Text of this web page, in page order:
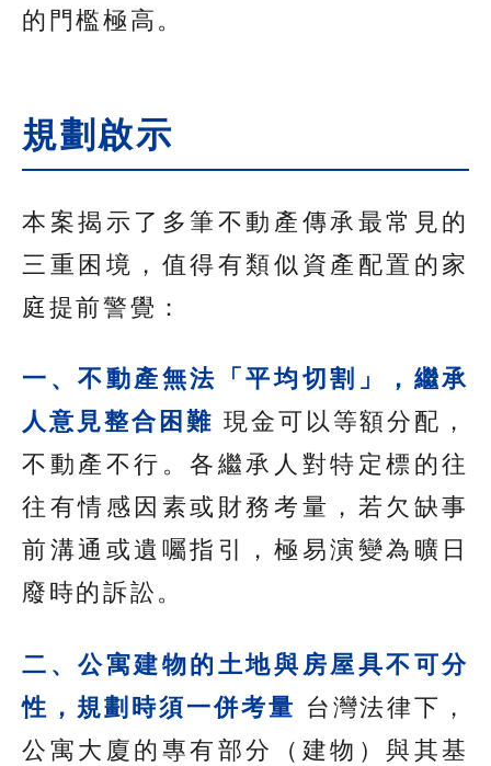
的門檻極高。
規劃啟示
本案揭示了多筆不動產傳承最常見的
三重困境，值得有類似資產配置的家
庭提前警覺：
一、不動產無法「平均切割」，繼承
人意見整合困難 現金可以等額分配，
不動產不行。各繼承人對特定標的往
往有情感因素或財務考量，若欠缺事
前溝通或遺囑指引，極易演變為曠日
廢時的訴訟。
二、公寓建物的土地與房屋具不可分
性，規劃時須一併考量 台灣法律下，
公寓大廈的專有部分（建物）與其基